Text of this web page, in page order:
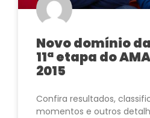
Novo domínio
11ª etapa do
2015
Confira resultados,
momentos e outros